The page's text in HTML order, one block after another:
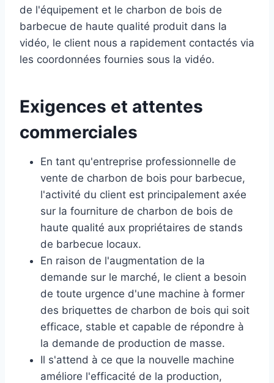
de l'équipement et le charbon de bois de
barbecue de haute qualité produit dans la
vidéo, le client nous a rapidement contactés via
les coordonnées fournies sous la vidéo.
Exigences et attentes
commerciales
En tant qu'entreprise professionnelle de
vente de charbon de bois pour barbecue,
l'activité du client est principalement axée
sur la fourniture de charbon de bois de
haute qualité aux propriétaires de stands
de barbecue locaux.
En raison de l'augmentation de la
demande sur le marché, le client a besoin
de toute urgence d'une machine à former
des briquettes de charbon de bois qui soit
efficace, stable et capable de répondre à
la demande de production de masse.
Il s'attend à ce que la nouvelle machine
améliore l'efficacité de la production,